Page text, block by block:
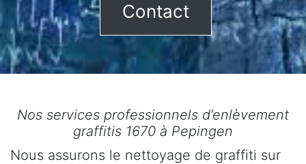
Contact
Nos services professionnels d’enlèvement
graffitis 1670 à Pepingen
Nous assurons le nettoyage de graffiti sur